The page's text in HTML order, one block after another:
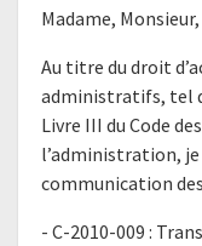
Madame, Monsieur,
Au titre du droit
administratifs, tel
Livre III du Code
l’administration,
communication
- C-2010-009 :